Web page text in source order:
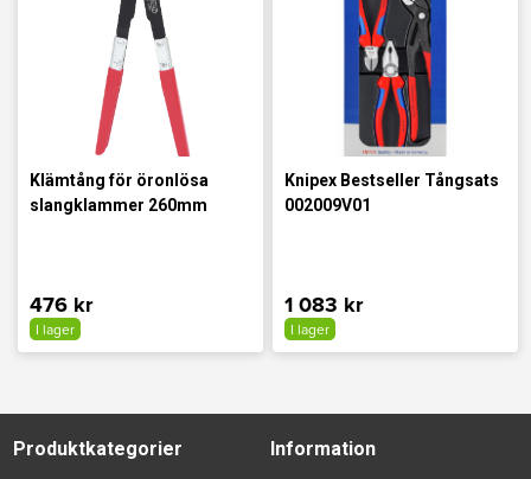
Klämtång för öronlösa
slangklammer 260mm
476 kr
I lager
Knipex Bestseller Tångsats
002009V01
1 083 kr
I lager
Produktkategorier Information